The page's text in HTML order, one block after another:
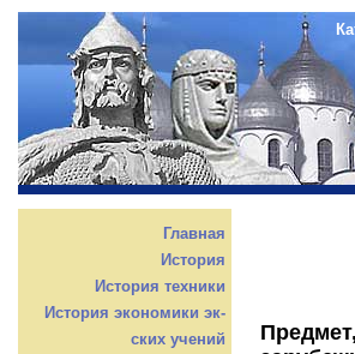
Главная
История
История техники
История экономики эк-
ских учений